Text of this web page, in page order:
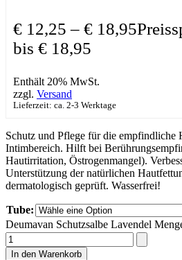
€ 12,25 – € 18,95
bis € 18,95
Enthält 20% MwSt.
zzgl. Versand
Lieferzeit: ca. 2-3 Werktage
Schutz und Pflege für die empfindliche
Intimbereich. Hilft bei
Hautirritation, Östrogenmangel).
Unterstützung der natürlichen
dermatologisch geprüft. Wasserfrei!
Tube:
Deumavan Schutzsalbe Lavendel
In den Warenkorb